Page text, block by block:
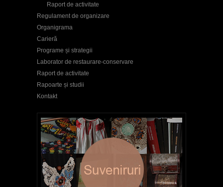
Raport de activitate
Regulament de organizare
Organigrama
Carieră
Programe și strategii
Laborator de restaurare-conservare
Raport de activitate
Rapoarte și studii
Kontakt